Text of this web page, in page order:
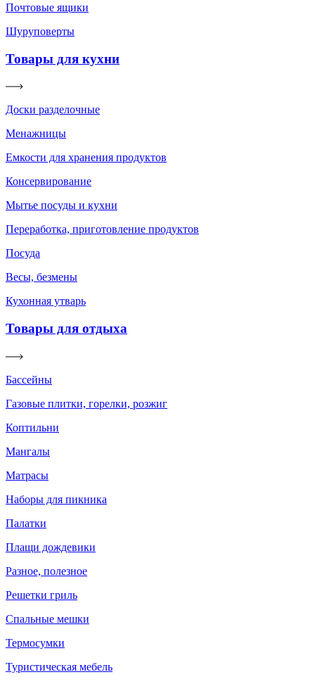
Почтовые ящики
Шуруповерты
Товары для кухни
Доски разделочные
Менажницы
Емкости для хранения продуктов
Консервирование
Мытье посуды и кухни
Переработка, приготовление продуктов
Посуда
Весы, безмены
Кухонная утварь
Товары для отдыха
Бассейны
Газовые плитки, горелки, розжиг
Коптильни
Мангалы
Матрасы
Наборы для пикника
Палатки
Плащи дождевики
Разное, полезное
Решетки гриль
Спальные мешки
Термосумки
Туристическая мебель